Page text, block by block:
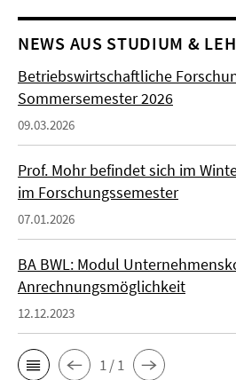
NEWS AUS STUDIUM &
Betriebswirtschaftliche
Sommersemester 2026
09.03.2026
Prof. Mohr befindet sich im
im Forschungssemester
07.01.2026
BA BWL: Modul
Anrechnungsmöglichkeit
12.12.2023
1 / 1